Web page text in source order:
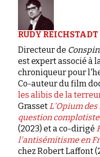
RUDY REICHSTADT
Directeur de
est expert associé à
chroniqueur pour
Co-auteur du film
les alibis de la
Grasset L'Opium des
question complotiste
(2023) et a co-dirigé
l'antisémitisme en
chez Robert Laffont